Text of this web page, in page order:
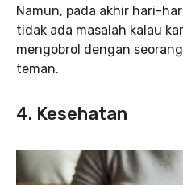
Namun, pada akhir hari-
tidak ada masalah kalau
mengobrol dengan seorang
teman.
4. Kesehatan